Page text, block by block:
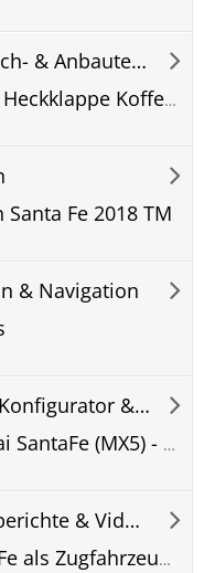
SantaFe DM - Karosserie, Blech- & Anbauteile
DM elektrischer Antrieb Heckklappe Kofferraum gesucht Teilenummer
Fe 2018 TM
& Navigation
SantaFe DM - Kaufberatung, Konfigurator & Bestellung
Gewerbeleasing Hyundai SantaFe (MX5) - Angebote, Vergleich, Leasingfaktor, User Erfahrungen
SantaFe DM - Test- & Presseberichte & Videos
Bilder von euren Santa Fe als Zugfahrzeug......